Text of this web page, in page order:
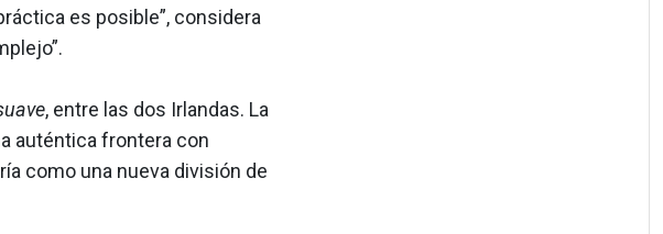
es posible”, considera
, entre las dos Irlandas. La
auténtica frontera con
como una nueva división de